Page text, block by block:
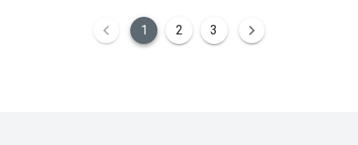
5. '회사' 약관의 조항에 따른 정책을 제정 및 변경할 권리를 가지
며, 정책 또한 개정될 시에는 적용일자와 개정사유를 명시하여
“회사” 홈페이지의 공지게시판에 그 적용일자 7일 이전부터 적
데이콘 내의 개별 서비스 이용, 상금 및 상품 지급 과정에서 해당
서비스의 이용자에 한해 추가 개인정보 수집이 발생할 수 있습
1 2 3